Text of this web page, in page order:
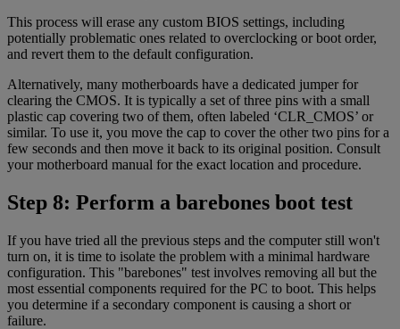
This process will erase any custom BIOS settings, including
potentially problematic ones related to overclocking or boot order,
and revert them to the default configuration.
Alternatively, many motherboards have a dedicated jumper for
clearing the CMOS. It is typically a set of three pins with a small
plastic cap covering two of them, often labeled ‘CLR_CMOS’ or
similar. To use it, you move the cap to cover the other two pins for a
few seconds and then move it back to its original position. Consult
your motherboard manual for the exact location and procedure.
Step 8: Perform a barebones boot test
If you have tried all the previous steps and the computer still won't
turn on, it is time to isolate the problem with a minimal hardware
configuration. This "barebones" test involves removing all but the
most essential components required for the PC to boot. This helps
you determine if a secondary component is causing a short or
failure.